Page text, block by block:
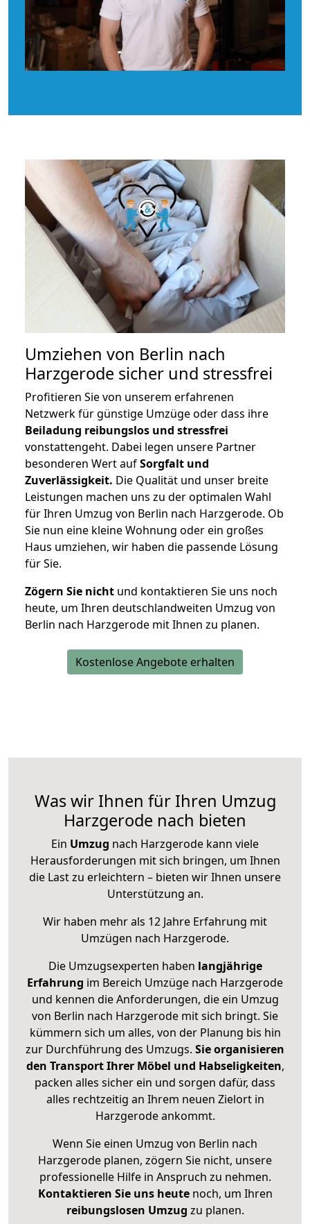
Umziehen von Berlin nach
Harzgerode sicher und stressfrei
Profitieren Sie von unserem erfahrenen
Netzwerk für günstige Umzüge oder dass ihre
Beiladung reibungslos und stressfrei
vonstattengeht. Dabei legen unsere Partner
besonderen Wert aufSorgfalt und
Zuverlässigkeit. Die Qualität und unser breite
Leistungen machen uns zu der optimalen Wahl
für Ihren Umzug von Berlin nach Harzgerode. Ob
Sie nun eine kleine Wohnung oder ein großes
Haus umziehen, wir haben die passende Lösung
für Sie.
Zögern Sie nicht und kontaktieren Sie uns noch
heute, um Ihren deutschlandweiten Umzug von
Berlin nach Harzgerode mit Ihnen zu planen.
Kostenlose Angebote erhalten
Was wir Ihnen für Ihren Umzug
Harzgerode nach bieten
Ein Umzug nach Harzgerode kann viele
Herausforderungen mit sich bringen, um Ihnen
die Last zu erleichtern – bieten wir Ihnen unsere
Unterstützung an.
Wir haben mehr als 12 Jahre Erfahrung mit
Umzügen nach Harzgerode.
Die Umzugsexperten haben langjährige
Erfahrung im Bereich Umzüge nach Harzgerode
und kennen die Anforderungen, die ein Umzug
von Berlin nach Harzgerode mit sich bringt. Sie
kümmern sich um alles, von der Planung bis hin
zur Durchführung des Umzugs. Sie organisieren
den Transport Ihrer Möbel und Habseligkeiten,
packen alles sicher ein und sorgen dafür, dass
alles rechtzeitig an Ihrem neuen Zielort in
Harzgerode ankommt.
Wenn Sie einen Umzug von Berlin nach
Harzgerode planen, zögern Sie nicht, unsere
professionelle Hilfe in Anspruch zu nehmen.
Kontaktieren Sie uns heutenoch, um Ihren
reibungslosen Umzug zu planen.